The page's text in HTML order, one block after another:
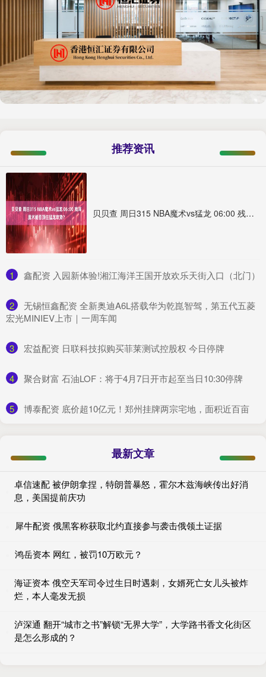
推荐资讯
贝贝查 周日315 NBA魔术vs猛龙 06:00 残阵魔术能否顶住猛龙攻势？
1 ​鑫配资 入园新体验!湘江海洋王国开放欢乐天街入口（北门）
2
​无锡恒鑫配资 全新奥迪A6L搭载华为乾崑智驾，第五代五菱
宏光MINIEV上市｜一周车闻
3 ​宏益配资 日联科技拟购买菲莱测试控股权 今日停牌
4 ​聚合财富 石油LOF：将于4月7日开市起至当日10:30停牌
5 ​博泰配资 底价超10亿元！郑州挂牌两宗宅地，面积近百亩
最新文章
卓信速配 被伊朗拿捏，特朗普暴怒，霍尔木兹海峡传出好消
息，美国提前庆功
犀牛配资 俄黑客称获取北约直接参与袭击俄领土证据
鸿岳资本 网红，被罚10万欧元？
海证资本 俄空天军司令过生日时遇刺，女婿死亡女儿头被炸
烂，本人毫发无损
泸深通 翻开“城市之书”解锁“无界大学”，大学路书香文化街区
是怎么形成的？